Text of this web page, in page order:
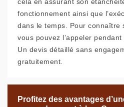
cela en assurant son
fonctionnement ainsi que
dans le temps. Pour connaître
vous pouvez l’appeler
Un devis détaillé sans
gratuitement.
Profitez des avantages